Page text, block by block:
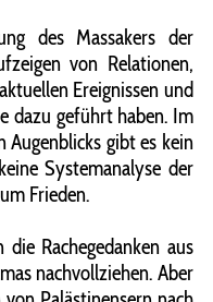
des Massakers der
von Relationen,
Ereignissen und
dazu geführt haben. Im
Augenblicks gibt es kein
Systemanalyse der
Frieden.
Rachegedanken aus
nachvollziehen. Aber